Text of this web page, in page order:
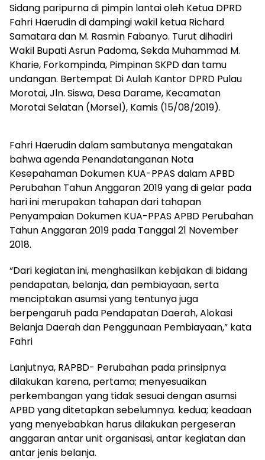
Sidang paripurna di pimpin lantai oleh Ketua DPRD
Fahri Haerudin di dampingi wakil ketua Richard
Samatara dan M. Rasmin Fabanyo. Turut dihadiri
Wakil Bupati Asrun Padoma, Sekda Muhammad M.
Kharie, Forkompinda, Pimpinan SKPD dan tamu
undangan. Bertempat Di Aulah Kantor DPRD Pulau
Morotai, Jln. Siswa, Desa Darame, Kecamatan
Morotai Selatan (Morsel), Kamis (15/08/2019).
Fahri Haerudin dalam sambutanya mengatakan
bahwa agenda Penandatanganan Nota
Kesepahaman Dokumen KUA-PPAS dalam APBD
Perubahan Tahun Anggaran 2019 yang di gelar pada
hari ini merupakan tahapan dari tahapan
Penyampaian Dokumen KUA-PPAS APBD Perubahan
Tahun Anggaran 2019 pada Tanggal 21 November
2018.
“Dari kegiatan ini, menghasilkan kebijakan di bidang
pendapatan, belanja, dan pembiayaan, serta
menciptakan asumsi yang tentunya juga
berpengaruh pada Pendapatan Daerah, Alokasi
Belanja Daerah dan Penggunaan Pembiayaan,” kata
Fahri
Lanjutnya, RAPBD- Perubahan pada prinsipnya
dilakukan karena, pertama; menyesuaikan
perkembangan yang tidak sesuai dengan asumsi
APBD yang ditetapkan sebelumnya. kedua; keadaan
yang menyebabkan harus dilakukan pergeseran
anggaran antar unit organisasi, antar kegiatan dan
antar jenis belanja.